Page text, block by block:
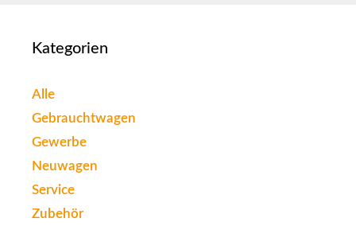
Kategorien
Alle
Gebrauchtwagen
Gewerbe
Neuwagen
Service
Zubehör